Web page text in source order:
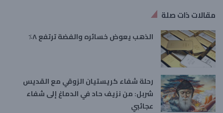
مقالات ذات صلة
الذهب يعوض خسائره والفضة ترتفع ٨٪
رحلة شفاء كريستيان الزوقي مع القديس
شربل: من نزيف حاد في الدماغ إلى شفاء
عجائبي